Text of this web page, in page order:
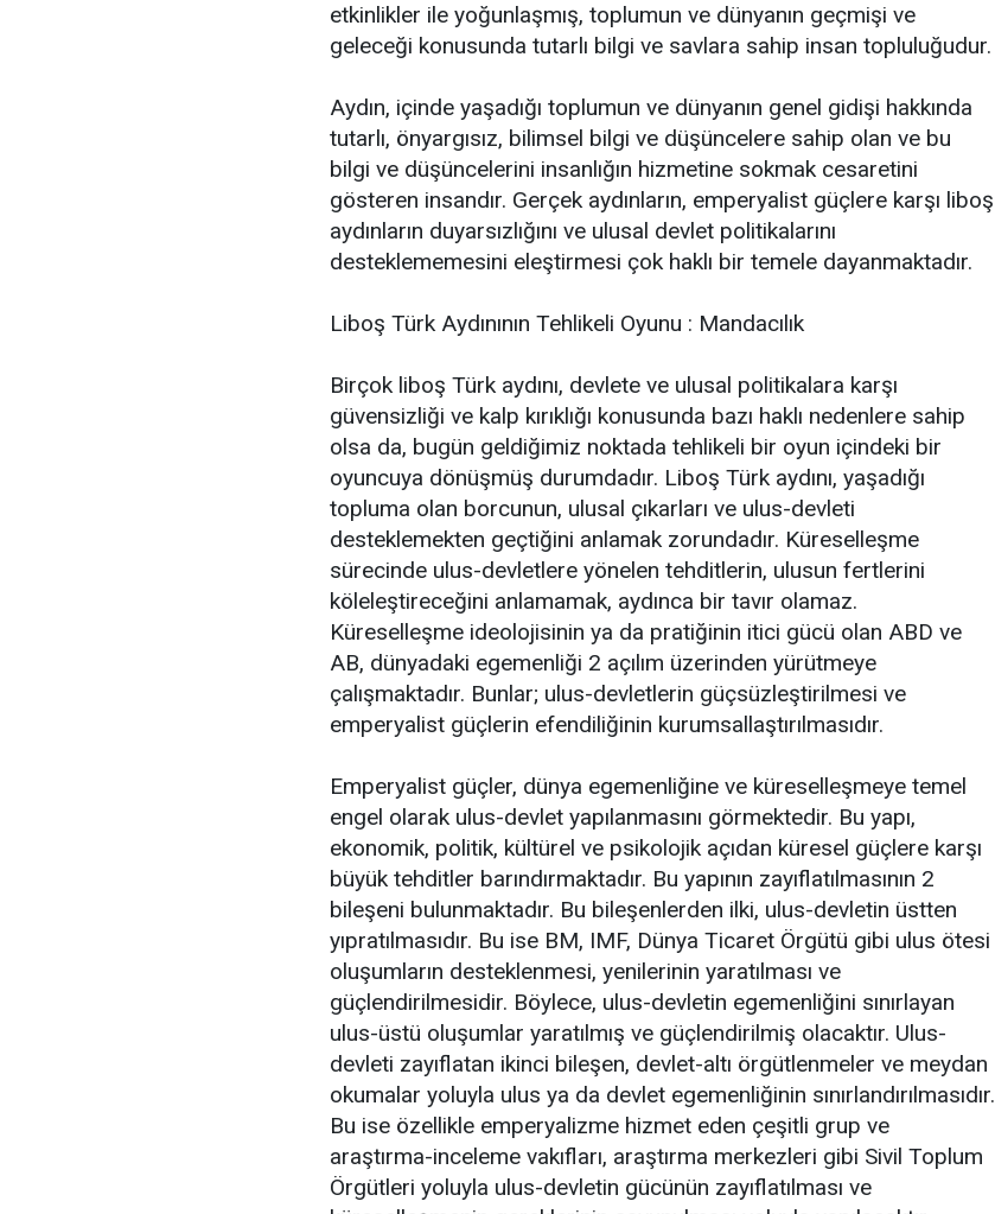
etkinlikler ile yoğunlaşmış, toplumun ve dünyanın geçmişi ve
geleceği konusunda tutarlı bilgi ve savlara sahip insan topluluğudur.
Aydın, içinde yaşadığı toplumun ve dünyanın genel gidişi hakkında
tutarlı, önyargısız, bilimsel bilgi ve düşüncelere sahip olan ve bu
bilgi ve düşüncelerini insanlığın hizmetine sokmak cesaretini
gösteren insandır. Gerçek aydınların, emperyalist güçlere karşı liboş
aydınların duyarsızlığını ve ulusal devlet politikalarını
desteklememesini eleştirmesi çok haklı bir temele dayanmaktadır.
Liboş Türk Aydınının Tehlikeli Oyunu : Mandacılık
Birçok liboş Türk aydını, devlete ve ulusal politikalara karşı
güvensizliği ve kalp kırıklığı konusunda bazı haklı nedenlere sahip
olsa da, bugün geldiğimiz noktada tehlikeli bir oyun içindeki bir
oyuncuya dönüşmüş durumdadır. Liboş Türk aydını, yaşadığı
topluma olan borcunun, ulusal çıkarları ve ulus-devleti
desteklemekten geçtiğini anlamak zorundadır. Küreselleşme
sürecinde ulus-devletlere yönelen tehditlerin, ulusun fertlerini
köleleştireceğini anlamamak, aydınca bir tavır olamaz.
Küreselleşme ideolojisinin ya da pratiğinin itici gücü olan ABD ve
AB, dünyadaki egemenliği 2 açılım üzerinden yürütmeye
çalışmaktadır. Bunlar; ulus-devletlerin güçsüzleştirilmesi ve
emperyalist güçlerin efendiliğinin kurumsallaştırılmasıdır.
Emperyalist güçler, dünya egemenliğine ve küreselleşmeye temel
engel olarak ulus-devlet yapılanmasını görmektedir. Bu yapı,
ekonomik, politik, kültürel ve psikolojik açıdan küresel güçlere karşı
büyük tehditler barındırmaktadır. Bu yapının zayıflatılmasının 2
bileşeni bulunmaktadır. Bu bileşenlerden ilki, ulus-devletin üstten
yıpratılmasıdır. Bu ise BM, IMF, Dünya Ticaret Örgütü gibi ulus ötesi
oluşumların desteklenmesi, yenilerinin yaratılması ve
güçlendirilmesidir. Böylece, ulus-devletin egemenliğini sınırlayan
ulus-üstü oluşumlar yaratılmış ve güçlendirilmiş olacaktır. Ulus-
devleti zayıflatan ikinci bileşen, devlet-altı örgütlenmeler ve meydan
okumalar yoluyla ulus ya da devlet egemenliğinin sınırlandırılmasıdır.
Bu ise özellikle emperyalizme hizmet eden çeşitli grup ve
araştırma-inceleme vakıfları, araştırma merkezleri gibi Sivil Toplum
Örgütleri yoluyla ulus-devletin gücünün zayıflatılması ve